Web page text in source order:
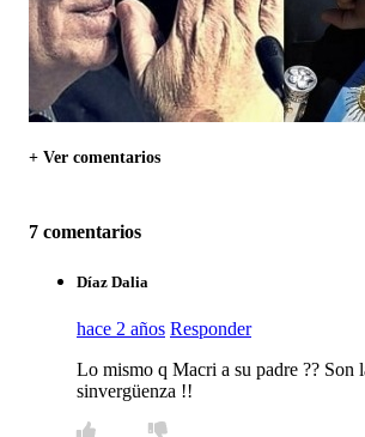
+ Ver comentarios
7 comentarios
Díaz Dalia
hace 2 años Responder
Lo mismo q Macri a su padre ?? Son
sinvergüenza !!